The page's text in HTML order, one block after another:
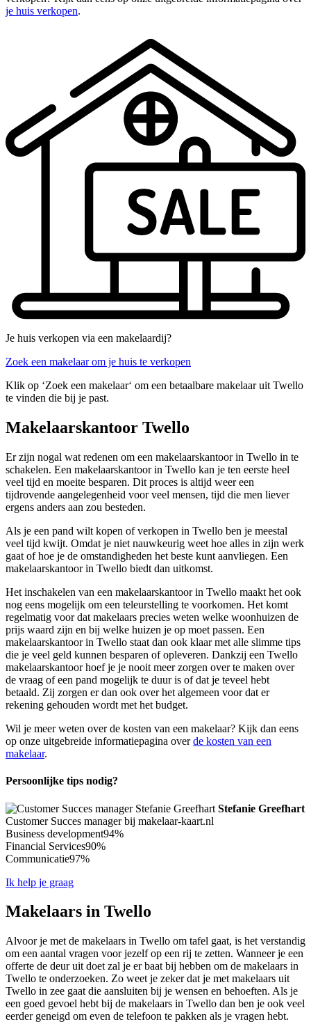
je huis verkopen.
Je huis verkopen via een makelaardij?
Zoek een makelaar om je huis te verkopen
Klik op ‘Zoek een makelaar‘ om een betaalbare makelaar uit Twello
te vinden die bij je past.
Makelaarskantoor Twello
Er zijn nogal wat redenen om een makelaarskantoor in Twello in te
schakelen. Een makelaarskantoor in Twello kan je ten eerste heel
veel tijd en moeite besparen. Dit proces is altijd weer een
tijdrovende aangelegenheid voor veel mensen, tijd die men liever
ergens anders aan zou besteden.
Als je een pand wilt kopen of verkopen in Twello ben je meestal
veel tijd kwijt. Omdat je niet nauwkeurig weet hoe alles in zijn werk
gaat of hoe je de omstandigheden het beste kunt aanvliegen. Een
makelaarskantoor in Twello biedt dan uitkomst.
Het inschakelen van een makelaarskantoor in Twello maakt het ook
nog eens mogelijk om een teleurstelling te voorkomen. Het komt
regelmatig voor dat makelaars precies weten welke woonhuizen de
prijs waard zijn en bij welke huizen je op moet passen. Een
makelaarskantoor in Twello staat dan ook klaar met alle slimme tips
die je veel geld kunnen besparen of opleveren. Dankzij een Twello
makelaarskantoor hoef je je nooit meer zorgen over te maken over
de vraag of een pand mogelijk te duur is of dat je teveel hebt
betaald. Zij zorgen er dan ook over het algemeen voor dat er
rekening gehouden wordt met het budget.
Wil je meer weten over de kosten van een makelaar? Kijk dan eens
op onze uitgebreide informatiepagina overde kosten van een
makelaar.
Persoonlijke tips nodig?
Stefanie Greefhart
Customer Succes manager bij makelaar-kaart.nl
Business development94%
Financial Services90%
Communicatie97%
Ik help je graag
Makelaars in Twello
Alvoor je met de makelaars in Twello om tafel gaat, is het verstandig
om een aantal vragen voor jezelf op een rij te zetten. Wanneer je een
offerte de deur uit doet zal je er baat bij hebben om de makelaars in
Twello te onderzoeken. Zo weet je zeker dat je met makelaars uit
Twello in zee gaat die aansluiten bij je wensen en behoeften. Als je
een goed gevoel hebt bij de makelaars in Twello dan ben je ook veel
eerder geneigd om even de telefoon te pakken als je vragen hebt.